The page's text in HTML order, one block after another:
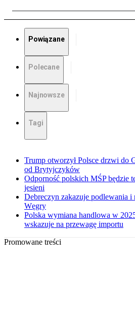
Powiązane
Polecane
Najnowsze
Tagi
Trump otworzył Polsce drzwi do
od Brytyjczyków
Odporność polskich MŚP będzie
jesieni
Debreczyn zakazuje podlewania i
Węgry
Polska wymiana handlowa w
wskazuje na przewagę importu
Promowane treści